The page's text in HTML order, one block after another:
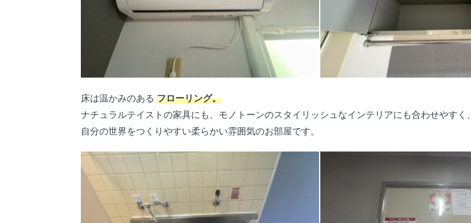
床は温かみのある フローリング。
ナチュラルテイストの家具にも、モノトーンのスタイリッシュなインテリアにも合わせやすく、
自分の世界をつくりやすい柔らかい雰囲気のお部屋です。